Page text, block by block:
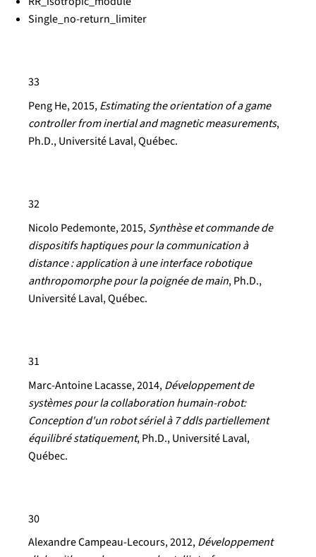
Single_no-return_limiter
33
Peng He, 2015,Estimating the orientation of a game
controller from inertial and magnetic measurements,
Ph.D., Université Laval, Québec.
32
Nicolo Pedemonte, 2015,Synthèse et commande de
dispositifs haptiques pour la communication à
distance : application à une interface robotique
anthropomorphe pour la poignée de main, Ph.D.,
Université Laval, Québec.
31
Marc-Antoine Lacasse, 2014,Développement de
systèmes pour la collaboration humain-robot:
Conception d'un robot sériel à 7 ddls partiellement
équilibré statiquement, Ph.D., Université Laval,
Québec.
30
Alexandre Campeau-Lecours, 2012,Développement